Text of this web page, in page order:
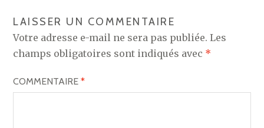
LAISSER UN COMMENTAIRE
Votre adresse e-mail ne sera pas publiée. Les
champs obligatoires sont indiqués avec *
COMMENTAIRE*